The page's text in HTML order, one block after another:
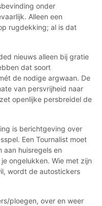
onder
Alleen een
rugdekking; al is dat
nieuws alleen bij gratie
dat soort
de nodige argwaan. De
van persvrijheid naar
openlijke persbreidel de
is berichtgeving over
Een Tournalist moet
huisregels en
ongelukken. Wie met zijn
wordt de autostickers
ploegen, over en weer